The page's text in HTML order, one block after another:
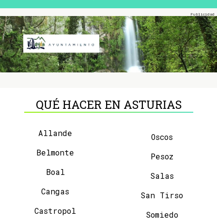
QUÉ HACER EN ASTURIAS
Allande
Belmonte
Boal
Cangas
Castropol
Oscos
Pesoz
Salas
San Tirso
Somiedo